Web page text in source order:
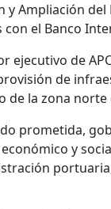
Ampliación
el Banco
de
de
de la zona norte
prometida,
y